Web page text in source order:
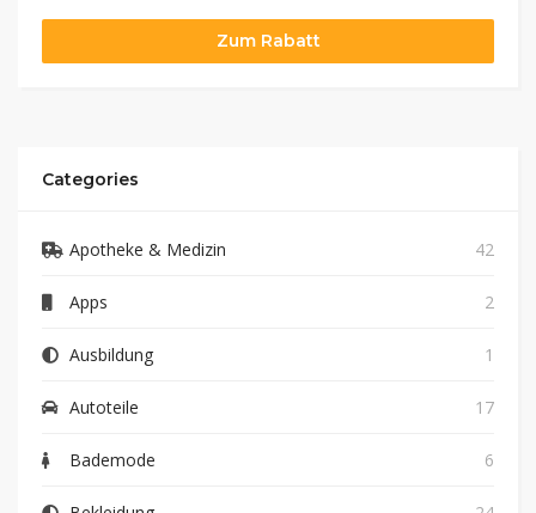
Zum Rabatt
Categories
Apotheke & Medizin 42
Apps 2
Ausbildung 1
Autoteile 17
Bademode 6